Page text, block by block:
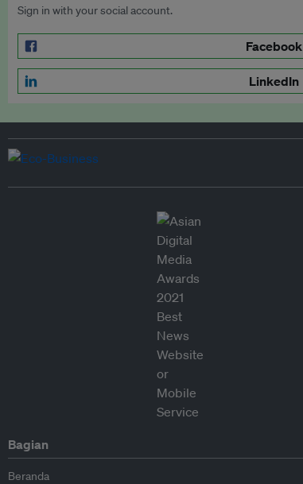
Sign in with your social account.
Facebook
LinkedIn
Bagian
Beranda